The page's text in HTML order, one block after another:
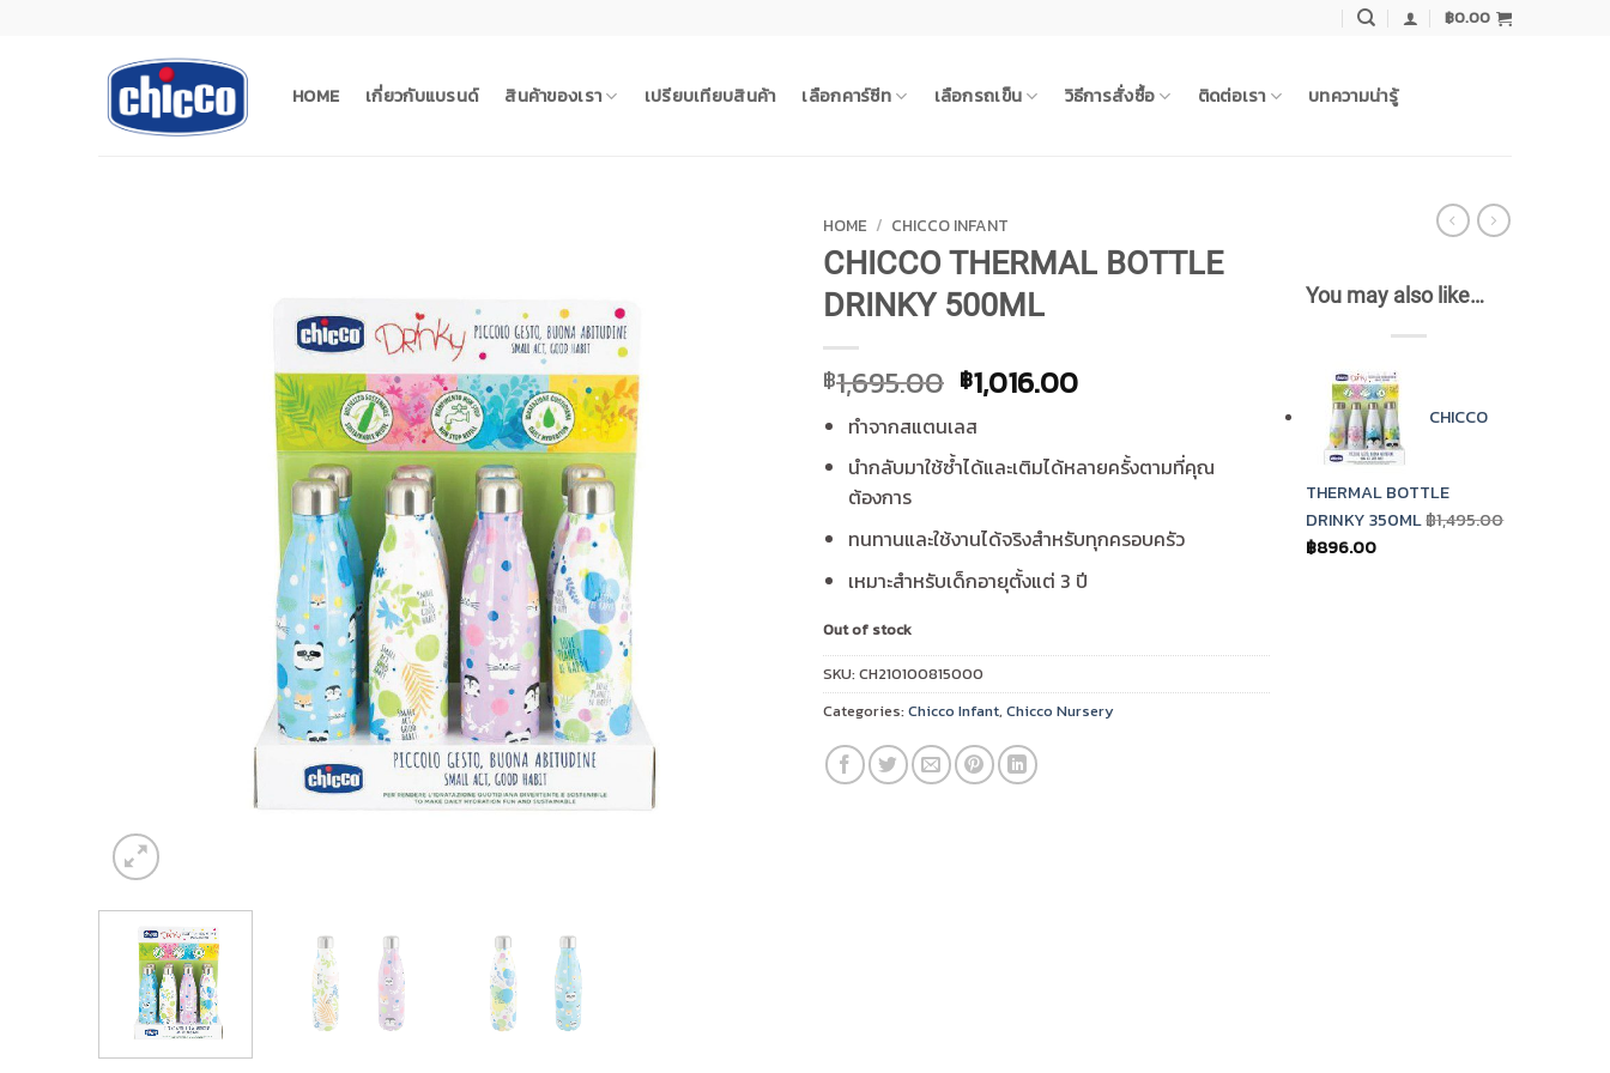
฿0.00
HOME เกี่ยวกับแบรนด์ สินค้าของเรา เปรียบเทียบสินค้า เลือกคาร์ซีท เลือกรถเข็น วิธีการสั่งซื้อ ติดต่อเรา บทความน่ารู้
HOME / CHICCO INFANT
CHICCO THERMAL BOTTLE
DRINKY 500ML
฿1,695.00 Original
price
was:
฿1,695.00.
฿1,016.00Current
฿1,016.00.
ทำจากสแตนเลส
นำกลับมาใช้ซ้ำได้และเติมได้หลายครั้งตามที่คุณ
ต้องการ
ทนทานและใช้งานได้จริงสำหรับทุกครอบครัว
เหมาะสำหรับเด็กอายุตั้งแต่ 3 ปี
Out of stock
SKU: CH210100815000
Categories: Chicco Infant, Chicco Nursery
You may also like…
CHICCO
THERMAL BOTTLE
DRINKY 350ML฿1,495.00
Original
฿896.00Current